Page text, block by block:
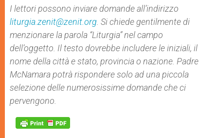
I lettori possono inviare domande all’indirizzo
liturgia.zenit@zenit.org . Si chiede gentilmente di
menzionare la parola “Liturgia” nel campo
dell’oggetto. Il testo dovrebbe includere le iniziali, il
nome della città e stato, provincia o nazione. Padre
McNamara potrà rispondere solo ad una piccola
selezione delle numerosissime domande che ci
pervengono.